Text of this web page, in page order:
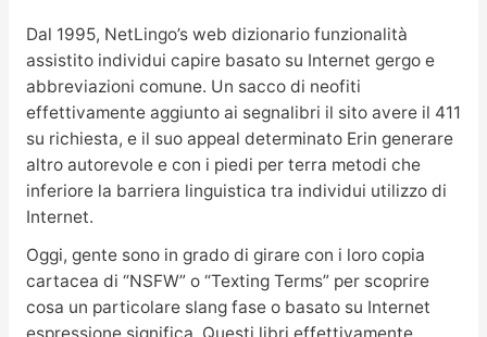
Dal 1995, NetLingo’s web dizionario funzionalità
assistito individui capire basato su Internet gergo e
abbreviazioni comune. Un sacco di neofiti
effettivamente aggiunto ai segnalibri il sito avere il 411
su richiesta, e il suo appeal determinato Erin generare
altro autorevole e con i piedi per terra metodi che
inferiore la barriera linguistica tra individui utilizzo di
Internet.
Oggi, gente sono in grado di girare con i loro copia
cartacea di “NSFW” o “Texting Terms” per scoprire
cosa un particolare slang fase o basato su Internet